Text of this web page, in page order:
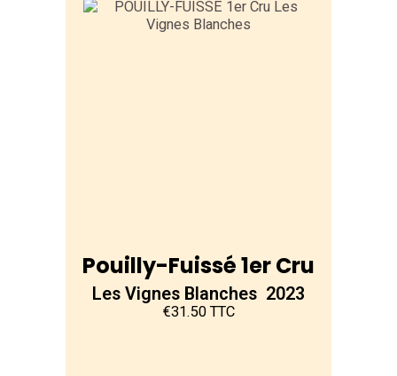
Pouilly-Fuissé 1er Cru
Les Vignes Blanches 2023
€31.50 TTC